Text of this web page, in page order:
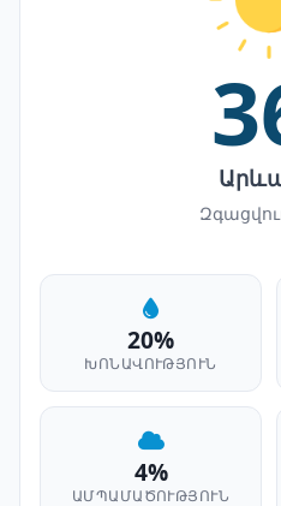
20%
ԽՈՆԱՎՈՒԹՅՈՒՆ
4%
ԱՄՊԱՄԱԾՈՒԹՅՈՒՆ